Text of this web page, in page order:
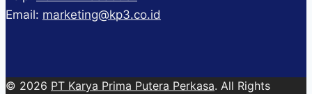
Email: marketing@kp3.co.id
© 2026 PT Karya Prima Putera Perkasa. All Rights